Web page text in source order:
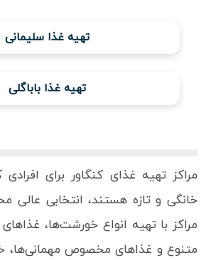
هدف
ویژه
درباره
تهیه غذا سلیمانی
تهیه غذا باباگلی
مراکز تهیه غذای کنگاور برای
خانگی و تازه هستند، انتخابی
مراکز با تهیه انواع خورشت‌ها،
متنوع و غذاهای مخصوص مهمانی‌ها،